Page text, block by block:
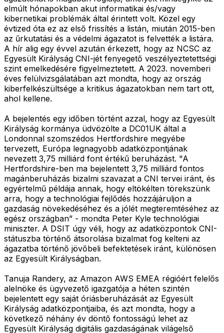
elmúlt hónapokban akut informatikai és/vagy
kibernetikai problémák által érintett volt. Közel egy
évtized óta ez az első frissítés a listán, miután 2015-ben
az űrkutatási és a védelmi ágazatot is felvették a listára.
A hír alig egy évvel azután érkezett, hogy az NCSC az
Egyesült Királyság CNI-jét fenyegető veszélyeztetettségi
szint emelkedésére figyelmeztetett. A 2023. novemberi
éves felülvizsgálatában azt mondta, hogy az ország
kiberfelkészültsége a kritikus ágazatokban nem tart ott,
ahol kellene.
A bejelentés egy időben történt azzal, hogy az Egyesült
Királyság kormánya üdvözölte a DC01UK által a
Londonnal szomszédos Hertfordshire megyébe
tervezett, Európa legnagyobb adatközpontjának
nevezett 3,75 milliárd font értékű beruházást. "A
Hertfordshire-ben ma bejelentett 3,75 milliárd fontos
magánberuházás bizalmi szavazat a CNI tervei iránt, és
egyértelmű példája annak, hogy eltökélten törekszünk
arra, hogy a technológiai fejlődés hozzájáruljon a
gazdaság növekedéséhez és a jólét megteremtéséhez az
egész országban” - mondta Peter Kyle technológiai
miniszter. A DSIT úgy véli, hogy az adatközpontok CNI-
státuszba történő átsorolása bizalmat fog kelteni az
ágazatba történő jövőbeli befektetések iránt, különösen
az Egyesült Királyságban.
Tanuja Randery, az Amazon AWS EMEA régióért felelős
alelnöke és ügyvezető igazgatója a héten szintén
bejelentett egy saját óriásberuházását az Egyesült
Királyság adatközpontjaiba, és azt mondta, hogy a
következő néhány év döntő fontosságú lehet az
Egyesült Királyság digitális gazdaságának világelső